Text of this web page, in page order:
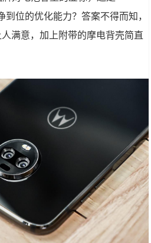
到位的优化能力？答案不得而知，
满意，加上附带的摩电背壳简直